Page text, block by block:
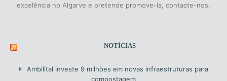
excelência no Algarve e pretende promove-la, contacte-nos.
NOTÍCIAS
Ambilital investe 9 milhões em novas infraestruturas para
compostagem